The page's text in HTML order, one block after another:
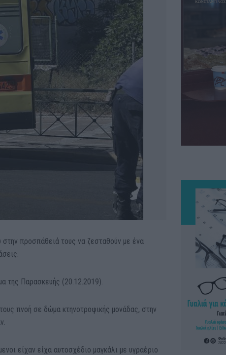
προσπάθειά τους να ζεσταθούν με ένα
της Παρασκευής (20.12.2019).
πνοή σε δώμα κτηνοτροφικής μονάδας, στην
είχαν είχα αυτοσχέδιο μαγκάλι με υγραέριο